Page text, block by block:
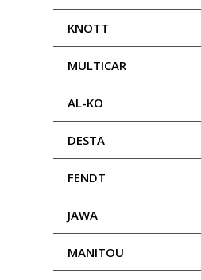
KNOTT
MULTICAR
AL-KO
DESTA
FENDT
JAWA
MANITOU